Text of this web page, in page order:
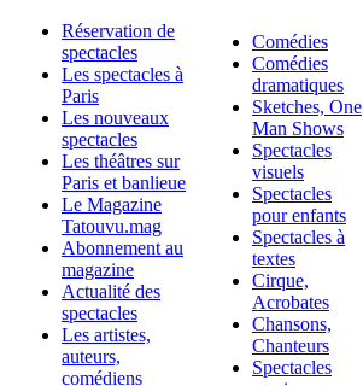
Réservation de
spectacles
Les spectacles à
Paris
Les nouveaux
spectacles
Les théâtres sur
Paris et banlieue
Le Magazine
Tatouvu.mag
Abonnement au
magazine
Actualité des
spectacles
Les artistes,
auteurs,
comédiens
Comédies
Comédies
dramatiques
Sketches, One
Man Shows
Spectacles
visuels
Spectacles
pour enfants
Spectacles à
textes
Cirque,
Acrobates
Chansons,
Chanteurs
Spectacles